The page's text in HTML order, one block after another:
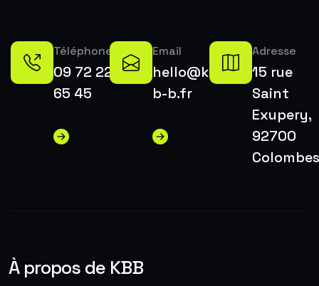
Téléphone
09 72 22
65 45
Email
hello@k-
b-b.fr
Adresse
15 rue
Saint
Exupery,
92700
Colombes
À propos de KBB